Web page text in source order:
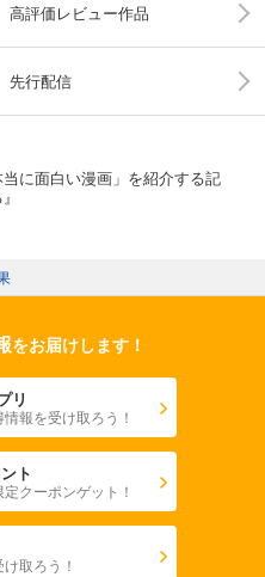
高評価レビュー作品
先行配信
に面白い漫画」を紹介する記
をお届けします！
リ
報を受け取ろう！
ト
クーポンゲット！
取ろう！